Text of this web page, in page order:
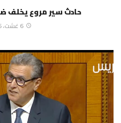
حادث سير مروع يخلف
6 غشت، 2026